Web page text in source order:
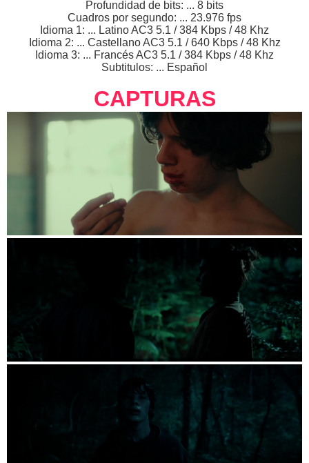
Profundidad de bits: ... 8 bits
Cuadros por segundo: ... 23.976 fps
Idioma 1: ... Latino AC3 5.1 / 384 Kbps / 48 Khz
Idioma 2: ... Castellano AC3 5.1 / 640 Kbps / 48 Khz
Idioma 3: ... Francés AC3 5.1 / 384 Kbps / 48 Khz
Subtitulos: ... Español
CAPTURAS